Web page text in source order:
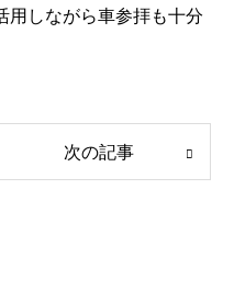
用しながら車参拝も十分
次の記事